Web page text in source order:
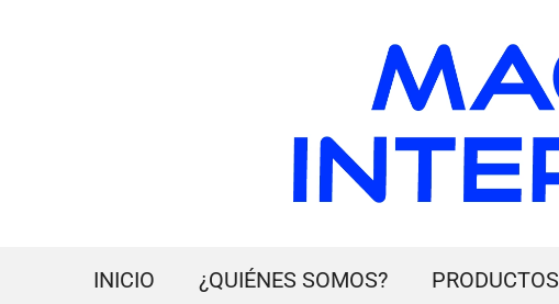
INICIO ¿QUIÉNES SOMOS? PRODUCTOS